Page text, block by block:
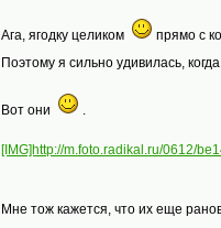
Ага, ягодку целиком прямо с
Поэтому я сильно удивилась,
Вот они .
[IMG]http://m.foto.radikal.ru/0612/
Мне тож кажется, что их еще